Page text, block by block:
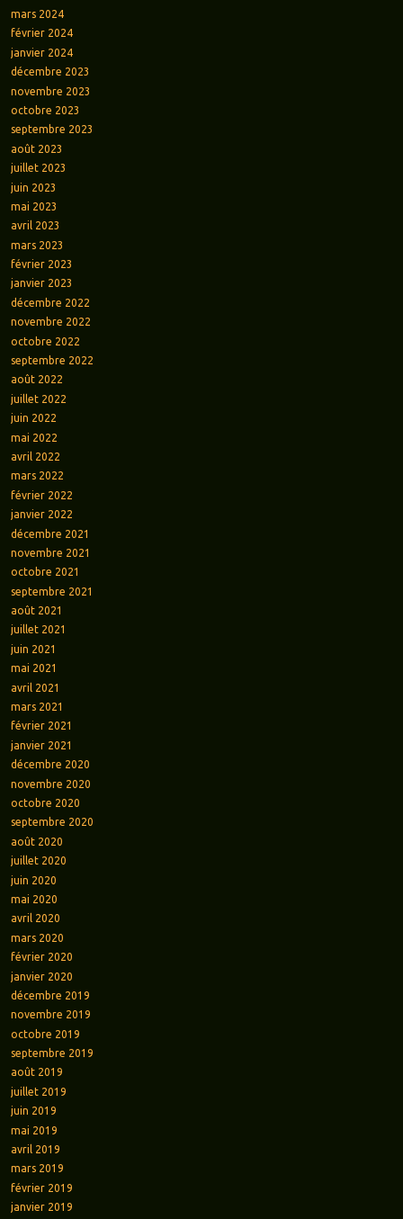
mars 2024
février 2024
janvier 2024
décembre 2023
novembre 2023
octobre 2023
septembre 2023
août 2023
juillet 2023
juin 2023
mai 2023
avril 2023
mars 2023
février 2023
janvier 2023
décembre 2022
novembre 2022
octobre 2022
septembre 2022
août 2022
juillet 2022
juin 2022
mai 2022
avril 2022
mars 2022
février 2022
janvier 2022
décembre 2021
novembre 2021
octobre 2021
septembre 2021
août 2021
juillet 2021
juin 2021
mai 2021
avril 2021
mars 2021
février 2021
janvier 2021
décembre 2020
novembre 2020
octobre 2020
septembre 2020
août 2020
juillet 2020
juin 2020
mai 2020
avril 2020
mars 2020
février 2020
janvier 2020
décembre 2019
novembre 2019
octobre 2019
septembre 2019
août 2019
juillet 2019
juin 2019
mai 2019
avril 2019
mars 2019
février 2019
janvier 2019